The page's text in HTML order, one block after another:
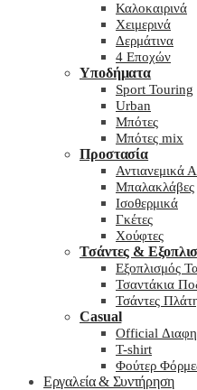
Καλοκαιρινά
Χειμερινά
Δερμάτινα
4 Εποχών
Υποδήματα
Sport Touring
Urban
Μπότες
Μπότες mix
Προστασία
Αντιανεμικά
Μπαλακλάβες
Ισοθερμικά
Γκέτες
Χούφτες
Τσάντες &
Εξοπλισμός
Τσαντάκια
Τσάντες
Casual
Official
T-shirt
Φούτερ
Εργαλεία & Συντήρηση